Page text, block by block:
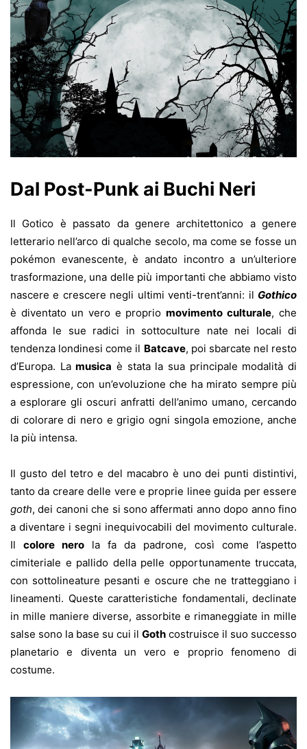
Dal Post-Punk ai Buchi Neri
Il Gotico è passato da genere architettonico a genere
letterario nell’arco di qualche secolo, ma come se fosse un
pokémon evanescente, è andato incontro a un’ulteriore
trasformazione, una delle più importanti che abbiamo visto
nascere e crescere negli ultimi venti-trent’anni: il Gothico
è diventato un vero e propriomovimento culturale, che
affonda le sue radici in sottoculture nate nei locali di
tendenza londinesi come il Batcave, poi sbarcate nel resto
d’Europa. Lamusica è stata la sua principale modalità di
espressione, con un’evoluzione che ha mirato sempre più
a esplorare gli oscuri anfratti dell’animo umano, cercando
di colorare di nero e grigio ogni singola emozione, anche
la più intensa.
Il gusto del tetro e del macabro è uno dei punti distintivi,
tanto da creare delle vere e proprie linee guida per essere
goth, dei canoni che si sono affermati anno dopo anno fino
a diventare i segni inequivocabili del movimento culturale.
Ilcolore nero la fa da padrone, così come l’aspetto
cimiteriale e pallido della pelle opportunamente truccata,
con sottolineature pesanti e oscure che ne tratteggiano i
lineamenti. Queste caratteristiche fondamentali, declinate
in mille maniere diverse, assorbite e rimaneggiate in mille
salse sono la base su cui il Goth costruisce il suo successo
planetario e diventa un vero e proprio fenomeno di
costume.